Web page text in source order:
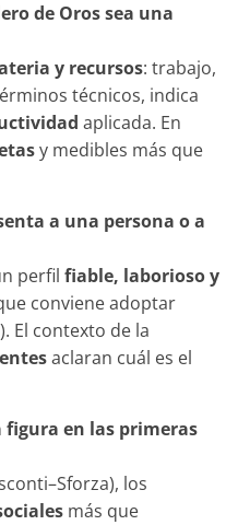
de Oros sea una
y recursos: trabajo,
técnicos, indica
aplicada. En
y medibles más que
a una persona o a
perfilfiable, laborioso y
conviene adoptar
El contexto de la
aclaran cuál es el
figura en las primeras
los
más que